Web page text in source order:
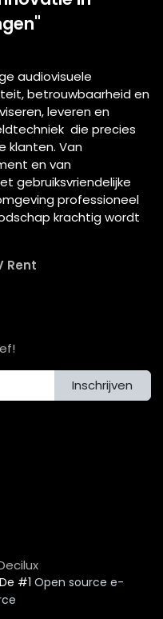
audiovisuele
betrouwbaarheid en
leveren en
die precies
klanten. Van
en van
gebruiksvriendelijke
professioneel
krachtig wordt
Rent
Inschrijven
#1Open source e-